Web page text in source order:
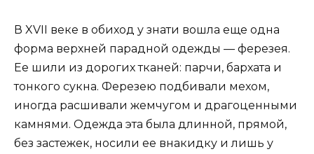
В XVII веке в обиход у знати вошла еще одна
форма верхней парадной одежды — ферезея.
Ее шили из дорогих тканей: парчи, бархата и
тонкого сукна. Ферезею подбивали мехом,
иногда расшивали жемчугом и драгоценными
камнями. Одежда эта была длинной, прямой,
без застежек, носили ее внакидку и лишь у